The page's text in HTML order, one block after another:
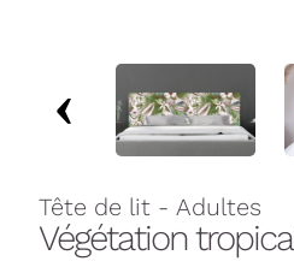
Tête de lit - Adultes
Végétation